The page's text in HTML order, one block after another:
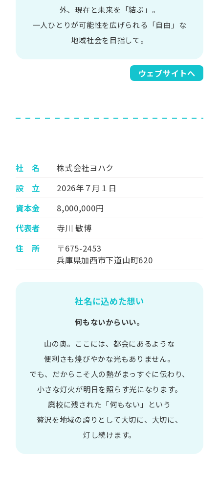
外、​現在と​未来を​「結ぶ」。
一人​ひとりが​可能性を​広げられる 「自由」な​
地域社会を​目指して。​
ウェブサイトへ
社 名
株式会社ヨハク
設 立
2026年７月１日
資本金
8,000,000円
代表者
寺川 敏博
住 所
〒675-2453
兵庫県加西市下道山町620
社名に込めた想い
何もないからいい。
山の​奥。​ここには、​都会に​あるような​
便利さも煌びやかな​光も​ありません。​
でも、​だから​こそ 人の​熱が​まっすぐに​伝わり、
小さな​灯火が​明日を​照らす光に​なります。
廃校に​残された​「何も​ない」と​いう​
贅沢を地域の​誇りと​して大切に、​大切に、​
灯し続けます。​